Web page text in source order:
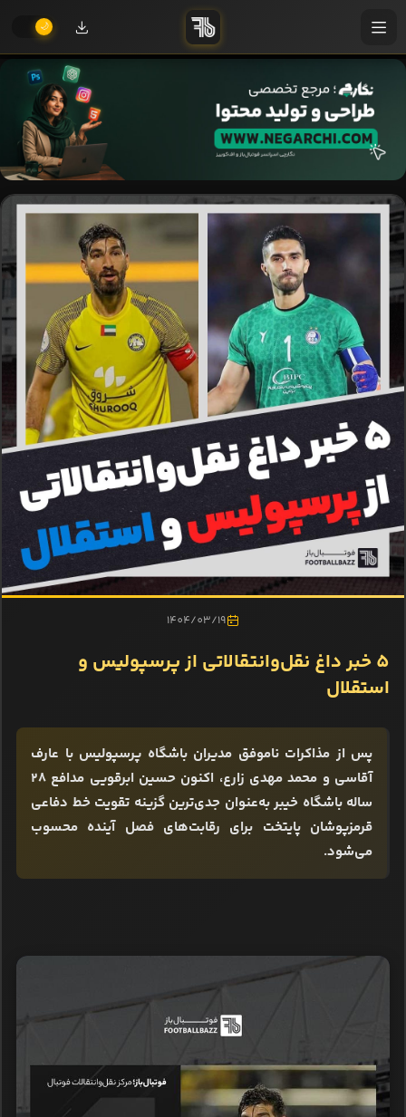
1404/03/19
5 خبر داغ نقل‌وانتقالاتی از پرسپولیس و
استقلال
پس از مذاکرات ناموفق مدیران باشگاه پرسپولیس با عارف
آقاسی و محمد مهدی زارع، اکنون حسین ابرقویی مدافع 28
ساله باشگاه خیبر به‌عنوان جدی‌ترین گزینه تقویت خط دفاعی
قرمزپوشان پایتخت برای رقابت‌های فصل آینده محسوب
می‌شود.